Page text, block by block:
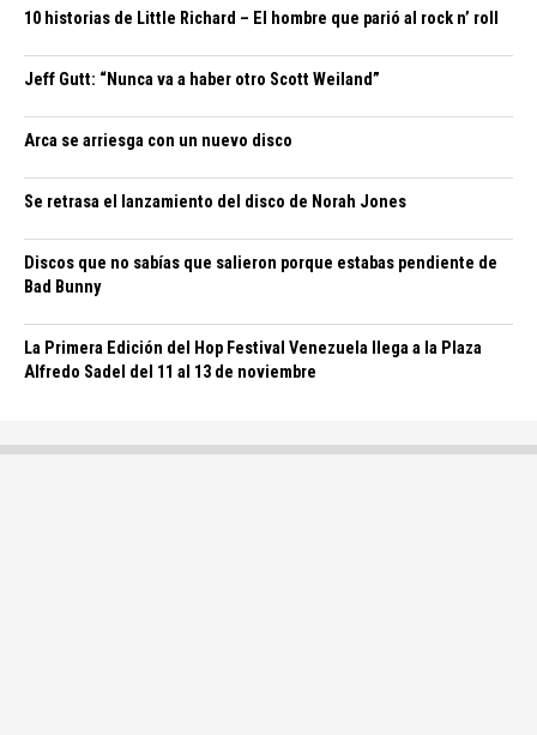
10 historias de Little Richard – El hombre que parió al rock n’ roll
Jeff Gutt: “Nunca va a haber otro Scott Weiland”
Arca se arriesga con un nuevo disco
Se retrasa el lanzamiento del disco de Norah Jones
Discos que no sabías que salieron porque estabas pendiente de
Bad Bunny
La Primera Edición del Hop Festival Venezuela llega a la Plaza
Alfredo Sadel del 11 al 13 de noviembre